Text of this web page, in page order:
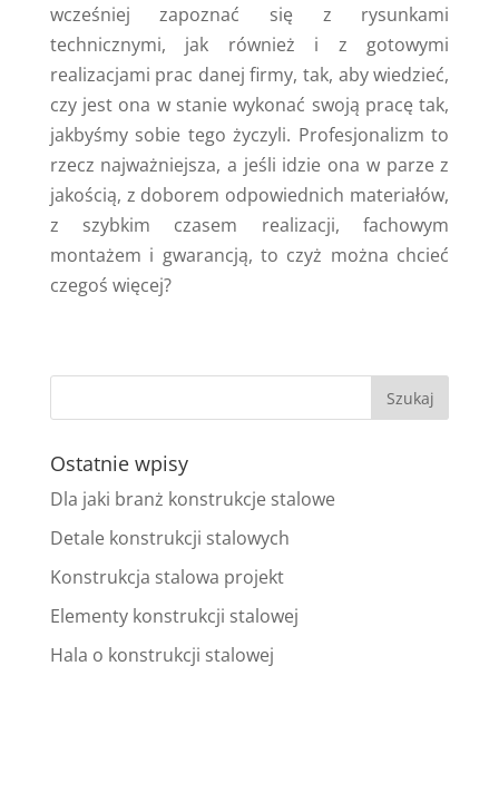
wcześniej zapoznać się z rysunkami
technicznymi, jak również i z gotowymi
realizacjami prac danej firmy, tak, aby wiedzieć,
czy jest ona w stanie wykonać swoją pracę tak,
jakbyśmy sobie tego życzyli. Profesjonalizm to
rzecz najważniejsza, a jeśli idzie ona w parze z
jakością, z doborem odpowiednich materiałów,
z szybkim czasem realizacji, fachowym
montażem i gwarancją, to czyż można chcieć
czegoś więcej?
Ostatnie wpisy
Dla jaki branż konstrukcje stalowe
Detale konstrukcji stalowych
Konstrukcja stalowa projekt
Elementy konstrukcji stalowej
Hala o konstrukcji stalowej